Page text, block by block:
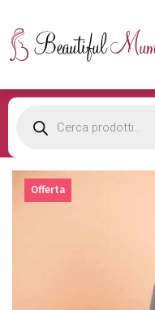
search
Offerta